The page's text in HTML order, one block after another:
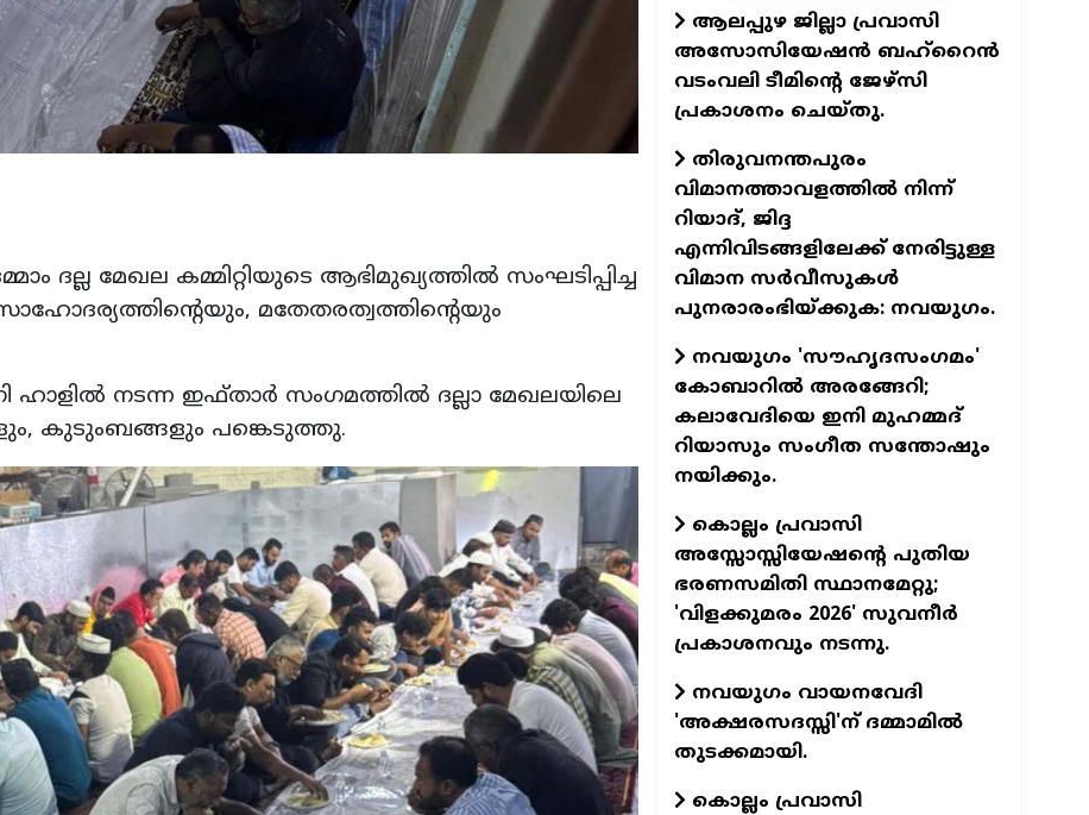
ദല്ല മേഖല കമ്മിറ്റിയുടെ ആഭിമുഖ്യത്തില്‍ സംഘടിപ്പിച്ച
മതേതരത്വത്തിന്റെയും
ഹാളില്‍ നടന്ന ഇഫ്താര്‍ സംഗമത്തില്‍ ദല്ലാ മേഖലയിലെ
കുടുംബങ്ങളും പങ്കെടുത്തു.
ആലപ്പുഴ ജില്ലാ പ്രവാസി
അസോസിയേഷന്‍ ബഹ്റൈന്‍
വടംവലി ടീമിന്റെ ജേഴ്സി
പ്രകാശനം ചെയ്തു.
തിരുവനന്തപുരം
വിമാനത്താവളത്തില്‍ നിന്ന്
റിയാദ്, ജിദ്ദ
എന്നിവിടങ്ങളിലേക്ക് നേരിട്ടുള്ള
വിമാന സര്‍വീസുകള്‍
പുനരാരംഭിയ്ക്കുക: നവയുഗം.
നവയുഗം 'സൗഹൃദസംഗമം'
കോബാറില്‍ അരങ്ങേറി;
കലാവേദിയെ ഇനി മുഹമ്മദ്
റിയാസും സംഗീത സന്തോഷും
നയിക്കും.
കൊല്ലം പ്രവാസി
അസ്സോസ്സിയേഷന്റെ പുതിയ
ഭരണസമിതി സ്ഥാനമേറ്റു;
'വിളക്കുമരം 2026' സുവനീര്‍
പ്രകാശനവും നടന്നു.
നവയുഗം വായനവേദി
'അക്ഷരസദസ്സി'ന് ദമ്മാമില്‍
തുടക്കമായി.
കൊല്ലം പ്രവാസി